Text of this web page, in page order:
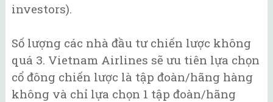
investors).
Số lượng các nhà đầu tư chiến lược không
quá 3. Vietnam Airlines sẽ ưu tiên lựa chọn
cổ đông chiến lược là tập đoàn/hãng hàng
không và chỉ lựa chọn 1 tập đoàn/hãng